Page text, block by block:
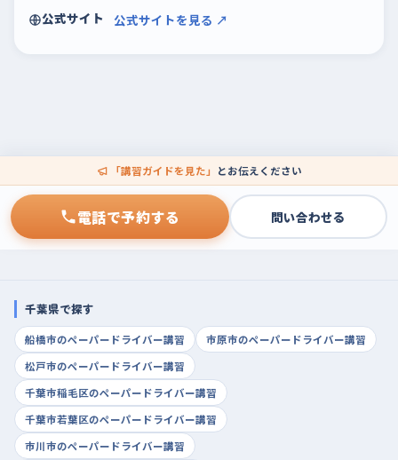
公式サイト
公式サイトを見る ↗
「講習ガイドを見た」 とお伝えください
電話で予約する 問い合わせる
千葉県で探す
船橋市のペーパードライバー講習
市原市のペーパードライバー講習
松戸市のペーパードライバー講習
千葉市稲毛区のペーパードライバー講習
千葉市若葉区のペーパードライバー講習
市川市のペーパードライバー講習